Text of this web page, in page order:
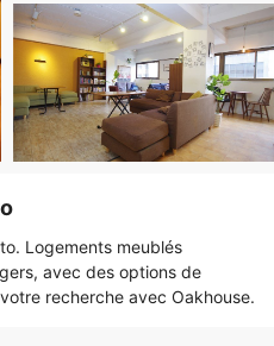
Logements meublés
avec des options de
recherche avec Oakhouse.